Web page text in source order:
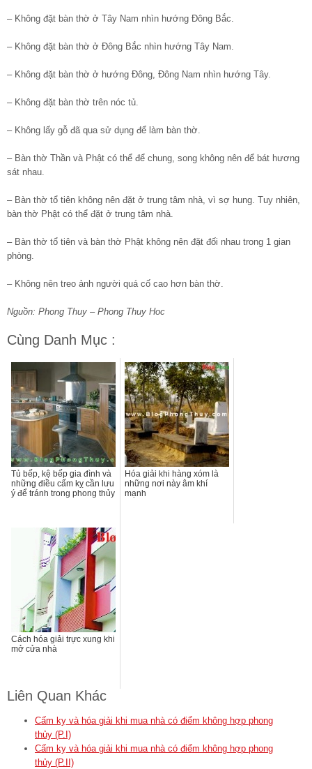
– Không đặt bàn thờ ở Tây Nam nhìn hướng Đông Bắc.
– Không đặt bàn thờ ở Đông Bắc nhìn hướng Tây Nam.
– Không đặt bàn thờ ở hướng Đông, Đông Nam nhìn hướng Tây.
– Không đặt bàn thờ trên nóc tủ.
– Không lấy gỗ đã qua sử dụng để làm bàn thờ.
– Bàn thờ Thần và Phật có thể để chung, song không nên để bát hương
sát nhau.
– Bàn thờ tổ tiên không nên đặt ở trung tâm nhà, vì sợ hung. Tuy nhiên,
bàn thờ Phật có thể đặt ở trung tâm nhà.
– Bàn thờ tổ tiên và bàn thờ Phật không nên đặt đối nhau trong 1 gian
phòng.
– Không nên treo ảnh người quá cố cao hơn bàn thờ.
Nguồn: Phong Thuy – Phong Thuy Hoc
Cùng Danh Mục :
Tủ bếp, kệ bếp gia đình và
những điều cấm kỵ cần lưu
ý để tránh trong phong thủy
Hóa giải khi hàng xóm là
những nơi này âm khí
mạnh
Cách hóa giải trực xung khi
mở cửa nhà
Liên Quan Khác
Cấm kỵ và hóa giải khi mua nhà có điểm không hợp phong
thủy (P.I)
Cấm kỵ và hóa giải khi mua nhà có điểm không hợp phong
thủy (P.II)